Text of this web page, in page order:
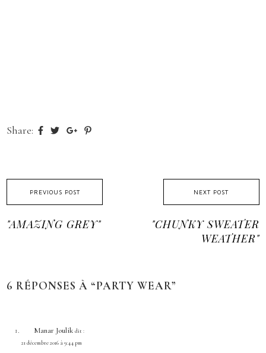
Share:
PREVIOUS POST
"AMAZING GREY"
NEXT POST
"CHUNKY SWEATER
WEATHER"
6 RÉPONSES À “PARTY WEAR”
Manar Joulik dit :
21 décembre 2016 à 9:44 pm